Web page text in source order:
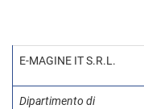
E-MAGINE IT S.R.L.
Dipartimento di